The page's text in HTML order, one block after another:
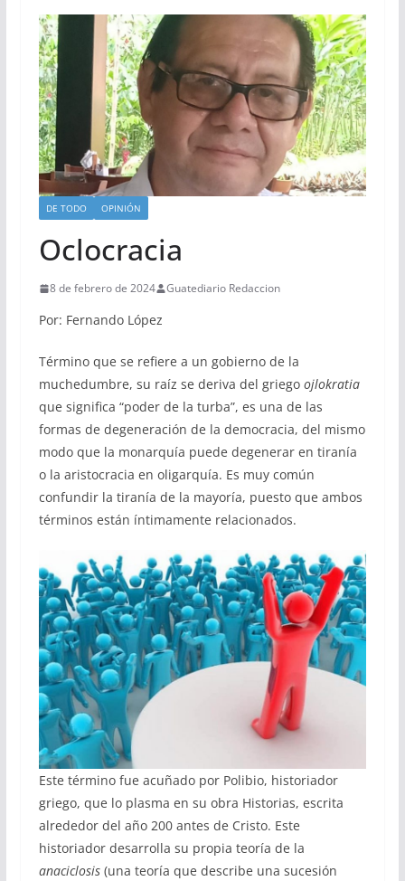
DE TODO OPINIÓN
Oclocracia
8 de febrero de 2024 Guatediario Redaccion
Por: Fernando López
Término que se refiere a un gobierno de la
muchedumbre, su raíz se deriva del griego ojlokratia
que significa “poder de la turba”, es una de las
formas de degeneración de la democracia, del mismo
modo que la monarquía puede degenerar en tiranía
o la aristocracia en oligarquía. Es muy común
confundir la tiranía de la mayoría, puesto que ambos
términos están íntimamente relacionados.
Este término fue acuñado por Polibio, historiador
griego, que lo plasma en su obra Historias, escrita
alrededor del año 200 antes de Cristo. Este
historiador desarrolla su propia teoría de la
anaciclosis (una teoría que describe una sucesión